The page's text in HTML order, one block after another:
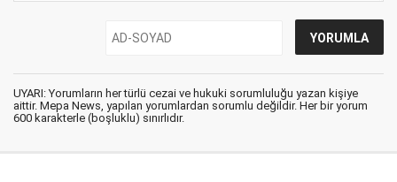
UYARI: Yorumların her türlü cezai ve hukuki sorumluluğu yazan kişiye
aittir. Mepa News, yapılan yorumlardan sorumlu değildir. Her bir yorum
600 karakterle (boşluklu) sınırlıdır.